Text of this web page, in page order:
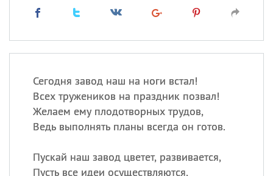
Сегодня завод наш на ноги встал!
Всех тружеников на праздник позвал!
Желаем ему плодотворных трудов,
Ведь выполнять планы всегда он готов.
Пускай наш завод цветет, развивается,
Пусть все идеи осуществляются,